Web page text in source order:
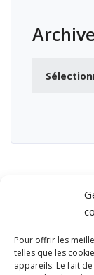
Pour offrir les
telles que les
appareils. Le fait